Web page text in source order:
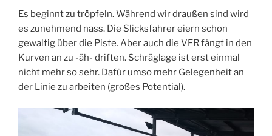
Es beginnt zu tröpfeln. Während wir draußen sind wird
es zunehmend nass. Die Slicksfahrer eiern schon
gewaltig über die Piste. Aber auch die VFR fängt in den
Kurven an zu -äh- driften. Schräglage ist erst einmal
nicht mehr so sehr. Dafür umso mehr Gelegenheit an
der Linie zu arbeiten (großes Potential).